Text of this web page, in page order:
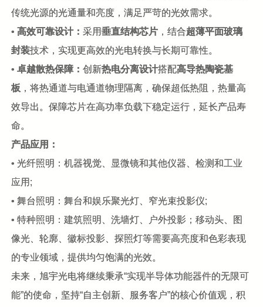
传统光源的光通量和亮度，满足严苛的光效需求。
•高效可靠设计：采用垂直结构芯片 ，结合超薄平面玻璃
封装技术，实现更高效的光电转换与长期可靠性。
•卓越散热保障：创新热电分离设计搭配高导热陶瓷基
板 ，将热通道与电通道物理隔离，确保超低热阻，热量高
效导出。保障芯片在高功率负载下稳定运行，延长产品寿
命。
产品应用：
• 光纤照明：机器视觉、显微镜和其他仪器、检测和工业
应用;
• 舞台照明：舞台和娱乐聚光灯、窄光束投影仪;
• 特种照明：建筑照明、洗墙灯、户外投影；移动头、图
像光、轮廓、徽标投影、探照灯等需要高亮度和色彩表现
的专业领域，提供均匀饱满的光效。
未来，旭宇光电将继续秉承“实现半导体功能器件的无限可
能”的使命，坚持“自主创新、服务客户”的核心价值观，积